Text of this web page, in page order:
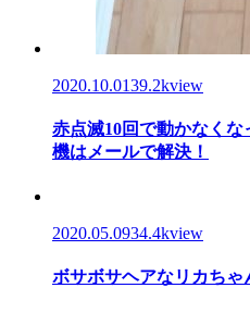
2020.10.0139.2kview
赤点滅10回で動かなく
機はメールで解決！
2020.05.0934.4kview
ボサボサヘアなリカち